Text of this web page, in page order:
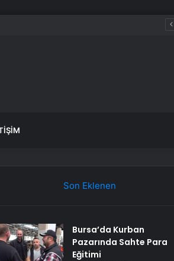
Son Eklenen
Bursa’da Kurban
Pazarında Sahte Para
Eğitimi